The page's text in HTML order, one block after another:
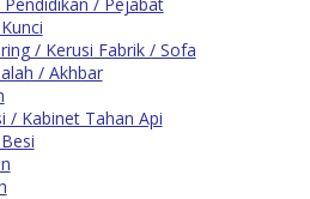
/ Kerusi Fabrik / Sofa
/ Akhbar
/ Kabinet Tahan Api